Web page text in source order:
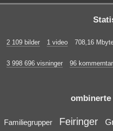
2 109 bilder 1 video 708,16
3 998 696 visninger 96
Familiegrupper Feiringer